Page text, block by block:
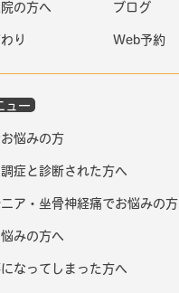
の方へ ブログ
り Web予約
ュー
悩みの方
症と診断された方へ
ア・坐骨神経痛でお悩みの方
みの方へ
なってしまった方へ